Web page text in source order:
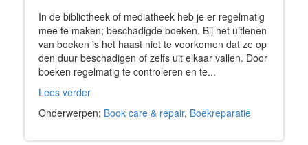
In de bibliotheek of mediatheek heb je er regelmatig
mee te maken; beschadigde boeken. Bij het uitlenen
van boeken is het haast niet te voorkomen dat ze op
den duur beschadigen of zelfs uit elkaar vallen. Door
boeken regelmatig te controleren en te...
Lees verder
Onderwerpen: Book care & repair, Boekreparatie